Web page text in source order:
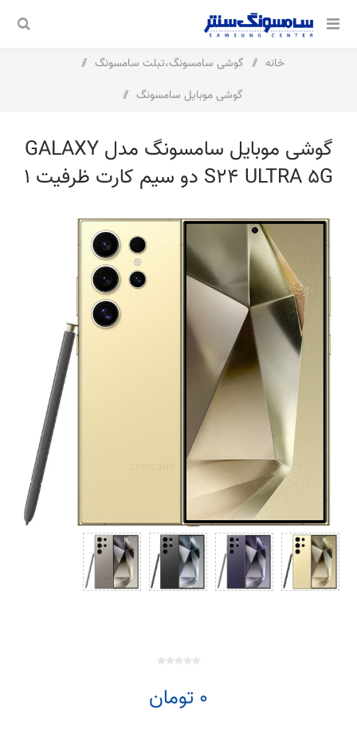
خانه / گوشی سامسونگ،تبلت سامسونگ
/
گوشی موبایل سامسونگ
/
ظرفیت 1 ترابایت و رم 12 گیگابایت
گوشی موبایل سامسونگ مدل GALAXY
S24 ULTRA 5G دو سیم کارت ظرفیت 1
0 تومان